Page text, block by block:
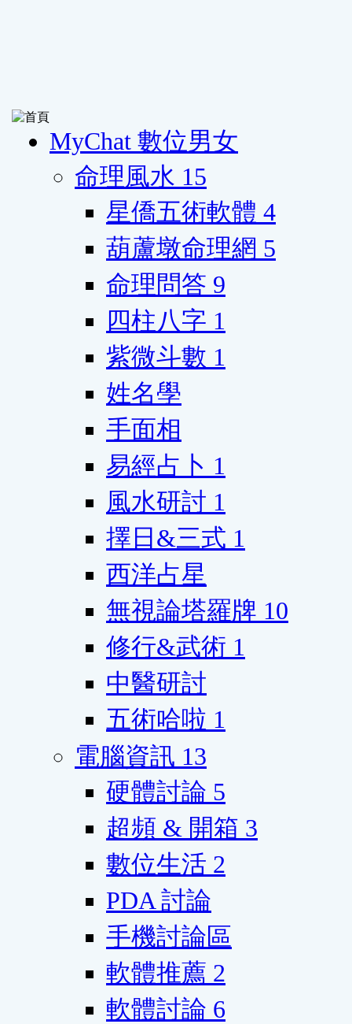
MyChat 數位男女
命理風水 15
星僑五術軟體 4
葫蘆墩命理網 5
命理問答 9
四柱八字 1
紫微斗數 1
姓名學
手面相
易經占卜 1
風水研討 1
擇日&三式 1
西洋占星
無視論塔羅牌 10
修行&武術 1
中醫研討
五術哈啦 1
電腦資訊 13
硬體討論 5
超頻 & 開箱 3
數位生活 2
PDA 討論
手機討論區
軟體推薦 2
軟體討論 6